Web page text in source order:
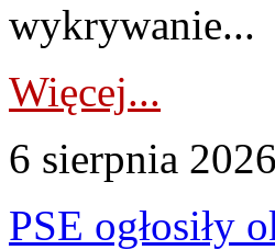
wykrywanie...
Więcej...
6 sierpnia
PSE ogłosiły